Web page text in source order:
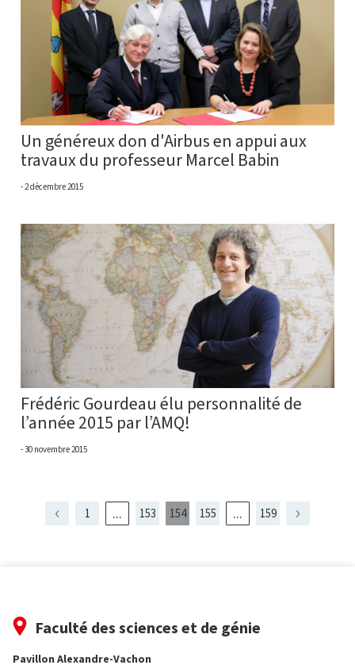
Un généreux don d'Airbus en appui aux
travaux du professeur Marcel Babin
2 décembre 2015
Frédéric Gourdeau élu personnalité de
l’année 2015 par l’AMQ!
30 novembre 2015
Page
Page
1 ...PagePage
153 Page
154
présentement
Page
155 ...PagePage
159
Page
Faculté des sciences et de génie
Pavillon Alexandre-Vachon